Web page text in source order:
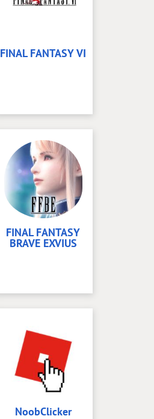
FINAL FANTASY VI
FINAL FANTASY
BRAVE EXVIUS
NoobClicker